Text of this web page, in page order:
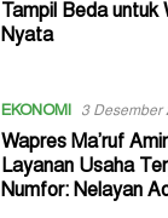
Tampil Beda
Nyata
EKONOMI 3 Desember
Wapres Ma’ruf
Layanan Usaha
Numfor: Nelayan